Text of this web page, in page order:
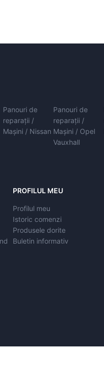
Panouri de
reparații /
Mașini / Nissan
Panouri de
reparații /
Mașini / Opel
Vauxhall
PROFILUL MEU
Profilul meu
Istoric comenzi
Produsele dorite
Buletin informativ